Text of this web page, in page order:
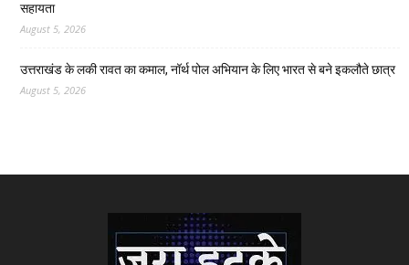
सहायता
August 5, 2026
उत्तराखंड के लकी रावत का कमाल, नॉर्थ पोल अभियान के लिए भारत से बने इकलौते छात्र
August 5, 2026